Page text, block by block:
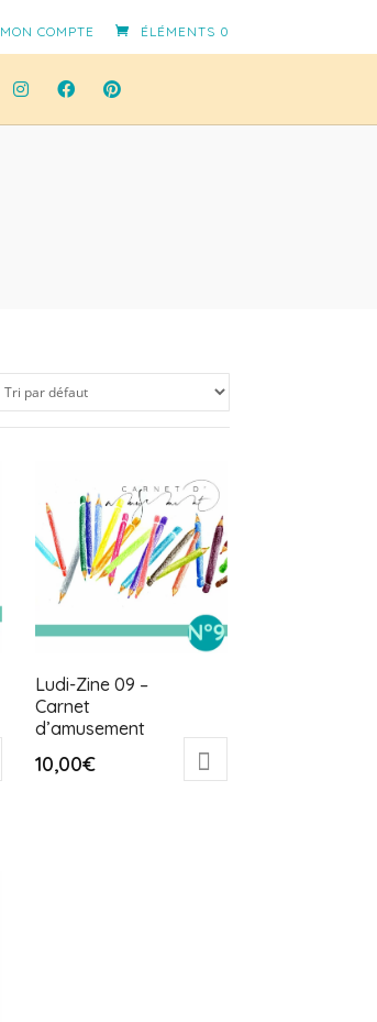
MON COMPTE ÉLÉMENTS 0
Ludi-Zine 09 –
Carnet
d’amusement
10,00€